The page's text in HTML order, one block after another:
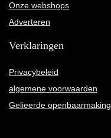
Onze webshops
Adverteren
Verklaringen
Privacybeleid
algemene voorwaarden
Gelieerde openbaarmaking